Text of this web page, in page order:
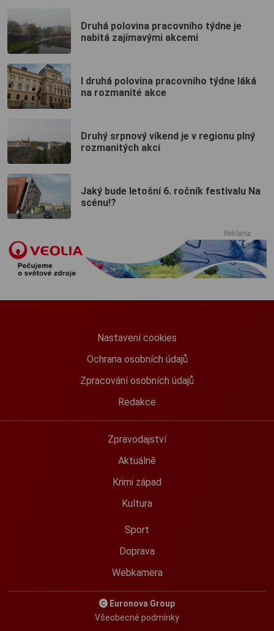
Druhá polovina pracovního týdne je
nabitá zajímavými akcemi
I druhá polovina pracovního týdne láká
na rozmanité akce
Druhý srpnový víkend je v regionu plný
rozmanitých akcí
Jaký bude letošní 6. ročník festivalu Na
scénu!?
Reklama
Nastavení cookies
Ochrana osobních údajů
Zpracování osobních údajů
Redakce
Zpravodajství
Aktuálně
Krimi západ
Kultura
Sport
Doprava
Webkamera
Euronova Group
Všeobecné podmínky